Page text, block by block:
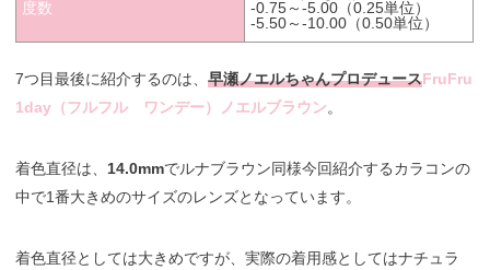
度数
-0.75～-5.00（0.25単位）
-5.50～-10.00（0.50単位）
7つ目最後に紹介するのは、早瀬ノエルちゃんプロデュースFruFru
1day（フルフル ワンデー）ノエルブラウン。
着色直径は、 14.0mmでルナブラウン同様今回紹介するカラコンの
中で1番大きめのサイズのレンズとなっています。
着色直径としては大きめですが、実際の着用感としてはナチュラ